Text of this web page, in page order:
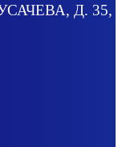
Д. 35,